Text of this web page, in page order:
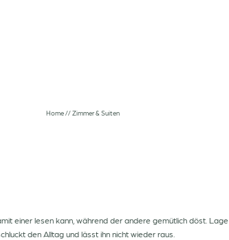
Home//Zimmer & Suiten
einer lesen kann, während der andere gemütlich döst. Lage
den Alltag und lässt ihn nicht wieder raus.